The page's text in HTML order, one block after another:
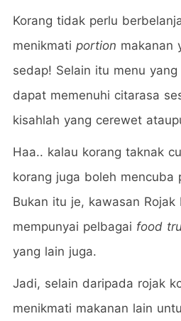
Korang tidak perlu
menikmati portion makanan
sedap! Selain itu menu
dapat memenuhi citarasa
kisahlah yang cerewet
Haa.. kalau korang taknak
korang juga boleh mencuba
Bukan itu je, kawasan Rojak
mempunyai pelbagai food
yang lain juga.
Jadi, selain daripada rojak
menikmati makanan lain